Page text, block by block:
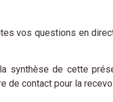
vos questions en
synthèse de cette
de contact pour la